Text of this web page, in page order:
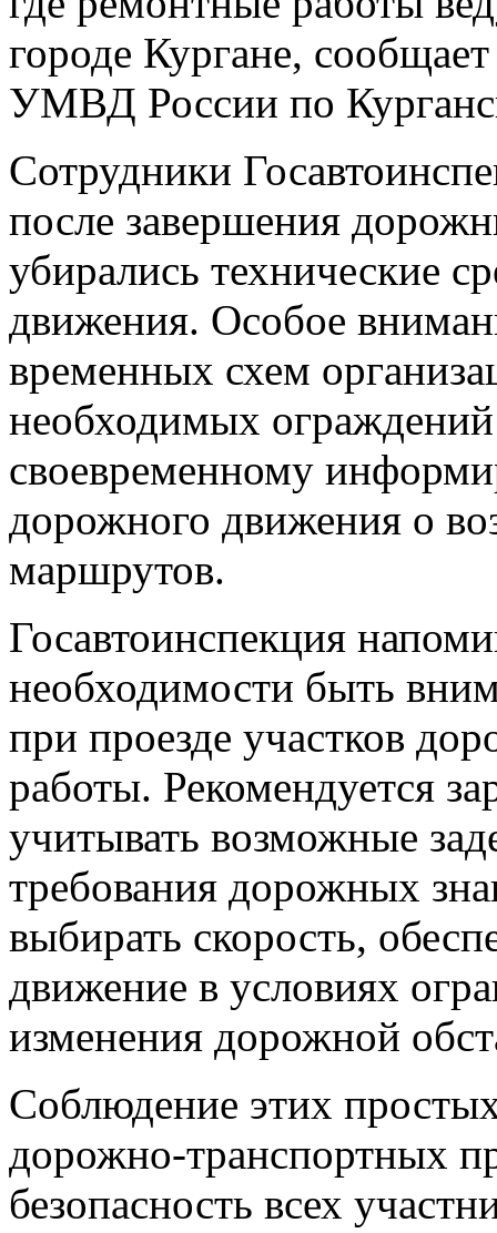
городе Кургане,
УМВД России по
Сотрудники
после завершения
убирались технические
движения. Особое
временных схем
необходимых
своевременному
дорожного движения о
маршрутов.
Госавтоинспекция
необходимости быть
при проезде участков
работы. Рекомендуется
учитывать возможные
требования дорожных
выбирать скорость,
движение в условиях
изменения дорожной
Соблюдение этих
дорожно-транспортных
безопасность всех